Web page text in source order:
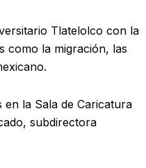
Tlatelolco con la
como la migración, las
la Sala de Caricatura
subdirectora